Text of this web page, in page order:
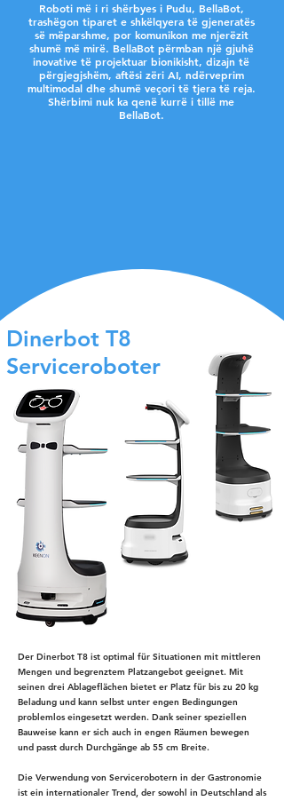
Roboti më i ri shërbyes i Pudu, BellaBot,
trashëgon tiparet e shkëlqyera të gjeneratës
së mëparshme, por komunikon me njerëzit
shumë më mirë. BellaBot përmban një gjuhë
inovative të projektuar bionikisht, dizajn të
përgjegjshëm, aftësi zëri AI, ndërveprim
multimodal dhe shumë veçori të tjera të reja.
Shërbimi nuk ka qenë kurrë i tillë me
BellaBot.
Dinerbot T8
Serviceroboter
Der Dinerbot T8 ist optimal für Situationen mit mittleren
Mengen und begrenztem Platzangebot geeignet. Mit
seinen drei Ablageflächen bietet er Platz für bis zu 20 kg
Beladung und kann selbst unter engen Bedingungen
problemlos eingesetzt werden. Dank seiner speziellen
Bauweise kann er sich auch in engen Räumen bewegen
und passt durch Durchgänge ab 55 cm Breite.
Die Verwendung von Servicerobotern in der Gastronomie
ist ein internationaler Trend, der sowohl in Deutschland als